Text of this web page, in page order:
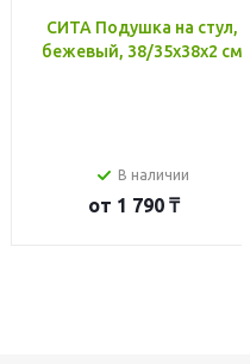
СИТА Подушка на стул,
бежевый, 38/35x38x2 см
В наличии
от 1 790 ₸